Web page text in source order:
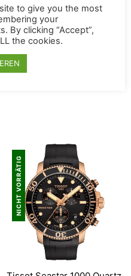
bei 9 Uhr. Zudem
Datumsfenster,
Kontrast gut
NICHT VORRÄTIG
to give you the most
your
By clicking “Accept”,
the cookies.